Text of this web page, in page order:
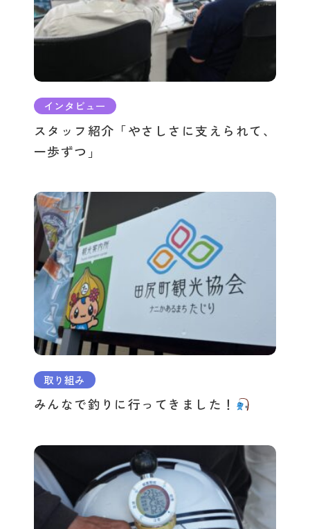
インタビュー
スタッフ紹介「やさしさに支えられて、
一歩ずつ」
取り組み
みんなで釣りに行ってきました！